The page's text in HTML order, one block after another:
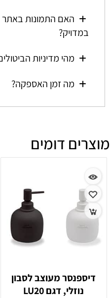
האם התמונות באתר
במדויק?
מהי מדיניות
מה זמן האספקה?
מוצרים דומים
דיספנסר מעוצב לסבון
נוזלי, דגם LU20